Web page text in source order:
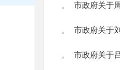
市政府关于
市政府关于
市政府关于